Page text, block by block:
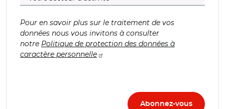
Pour en savoir plus sur le traitement de vos
données nous vous invitons à consulter
notre Politique de protection des données à
caractère personnelle